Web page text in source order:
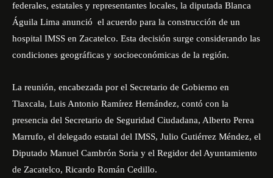
federales, estatales y representantes locales, la diputada Blanca
Águila Lima anunció el acuerdo para la construcción de un
hospital IMSS en Zacatelco. Esta decisión surge considerando las
condiciones geográficas y socioeconómicas de la región.
La reunión, encabezada por el Secretario de Gobierno en
Tlaxcala, Luis Antonio Ramírez Hernández, contó con la
presencia del Secretario de Seguridad Ciudadana, Alberto Perea
Marrufo, el delegado estatal del IMSS, Julio Gutiérrez Méndez, el
Diputado Manuel Cambrón Soria y el Regidor del Ayuntamiento
de Zacatelco, Ricardo Román Cedillo.